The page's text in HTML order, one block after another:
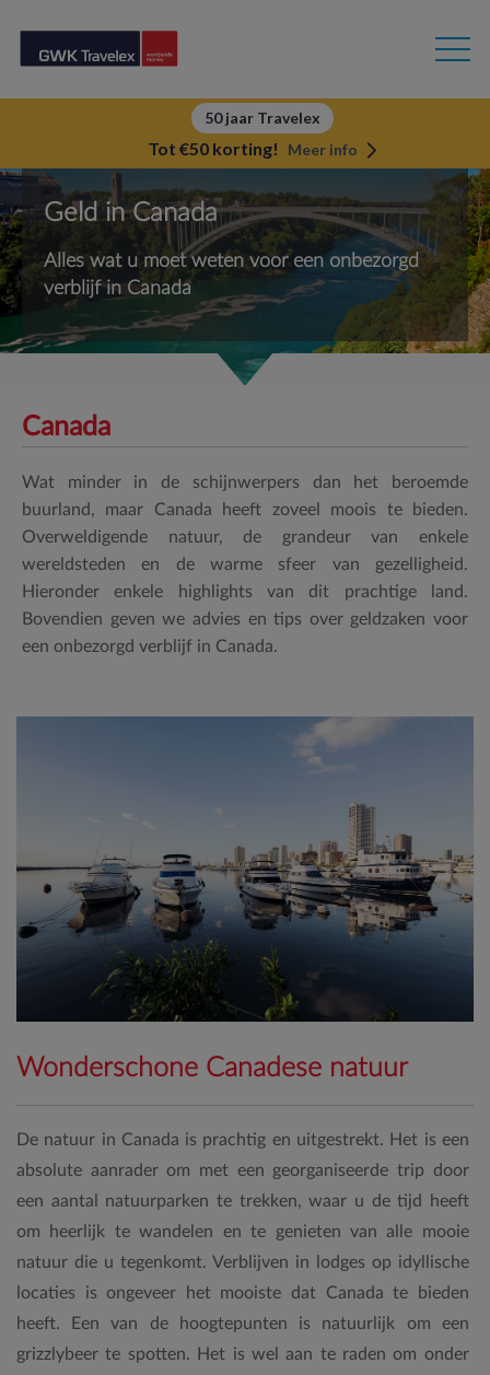
50 jaar Travelex
Tot €50 korting! Meer info
Geld in Canada
Alles wat u moet weten voor een onbezorgd
verblijf in Canada
Canada
Wat minder in de schijnwerpers dan het beroemde
buurland, maar Canada heeft zoveel moois te bieden.
Overweldigende natuur, de grandeur van enkele
wereldsteden en de warme sfeer van gezelligheid.
Hieronder enkele highlights van dit prachtige land.
Bovendien geven we advies en tips over geldzaken voor
een onbezorgd verblijf in Canada.
Wonderschone Canadese natuur
De natuur in Canada is prachtig en uitgestrekt. Het is een
absolute aanrader om met een georganiseerde trip door
een aantal natuurparken te trekken, waar u de tijd heeft
om heerlijk te wandelen en te genieten van alle mooie
natuur die u tegenkomt. Verblijven in lodges op idyllische
locaties is ongeveer het mooiste dat Canada te bieden
heeft. Een van de hoogtepunten is natuurlijk om een
grizzlybeer te spotten. Het is wel aan te raden om onder